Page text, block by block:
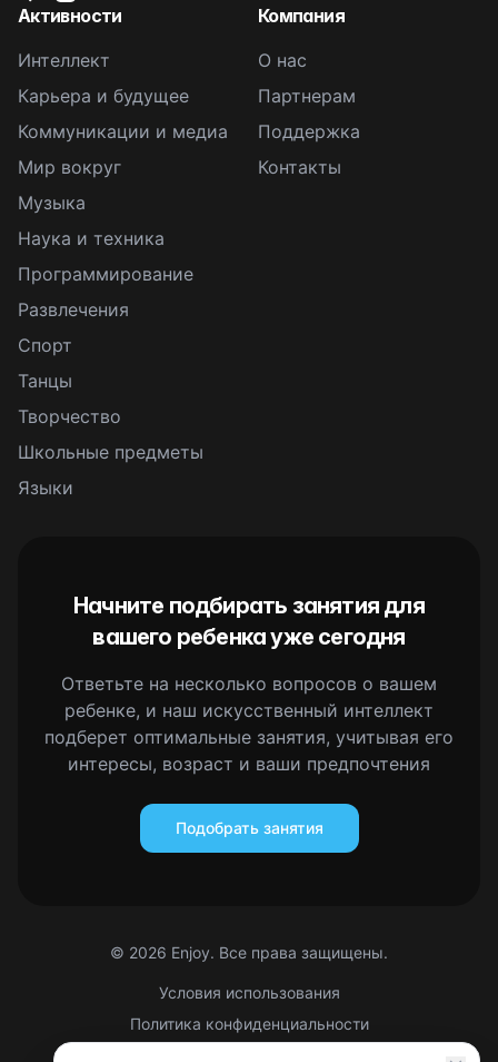
Активности
Интеллект
Карьера и будущее
Коммуникации и медиа
Мир вокруг
Музыка
Наука и техника
Программирование
Развлечения
Спорт
Танцы
Творчество
Школьные предметы
Языки
Компания
О нас
Партнерам
Поддержка
Контакты
Начните подбирать занятия для
вашего ребенка уже сегодня
Ответьте на несколько вопросов о вашем
ребенке, и наш искусственный интеллект
подберет оптимальные занятия, учитывая его
интересы, возраст и ваши предпочтения
Подобрать занятия
© 2026 Enjoy. Все права защищены.
Условия использования
Политика конфиденциальности